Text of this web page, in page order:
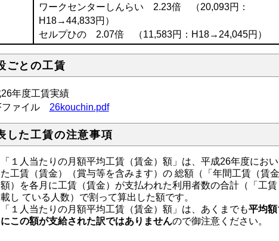
ワークセンターしんらい 2.23倍 （20,093円：
H18→44,833円）
セルプひの 2.07倍 （11,583円：H18→24,045円）
ごとの工賃
年度工賃実績
ファイル 26kouchin.pdf
した工賃の注意事項
「１人当たりの月額平均工賃（賃金）額」は、平成26年度にお
た工賃（賃金）（賞与等を含みます）の 総額（「年間工賃（賃
額）を各月に工賃（賃金）が支払われた利用者数の合計（「工
載し ている人数）で割って算出した額です。
「１人当たりの月額平均工賃（賃金）額」は、あくまでも平均額
にこの額が支給された訳ではありませんので御注意ください。